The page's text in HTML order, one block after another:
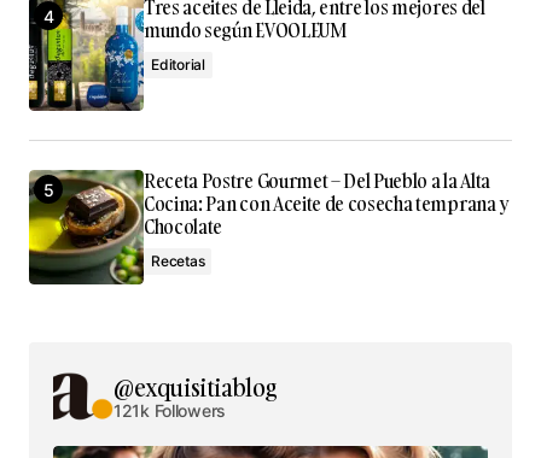
Tres aceites de Lleida, entre los mejores del
mundo según EVOOLEUM
Editorial
Receta Postre Gourmet – Del Pueblo a la Alta
Cocina: Pan con Aceite de cosecha temprana y
Chocolate
Recetas
@exquisitiablog
121k Followers